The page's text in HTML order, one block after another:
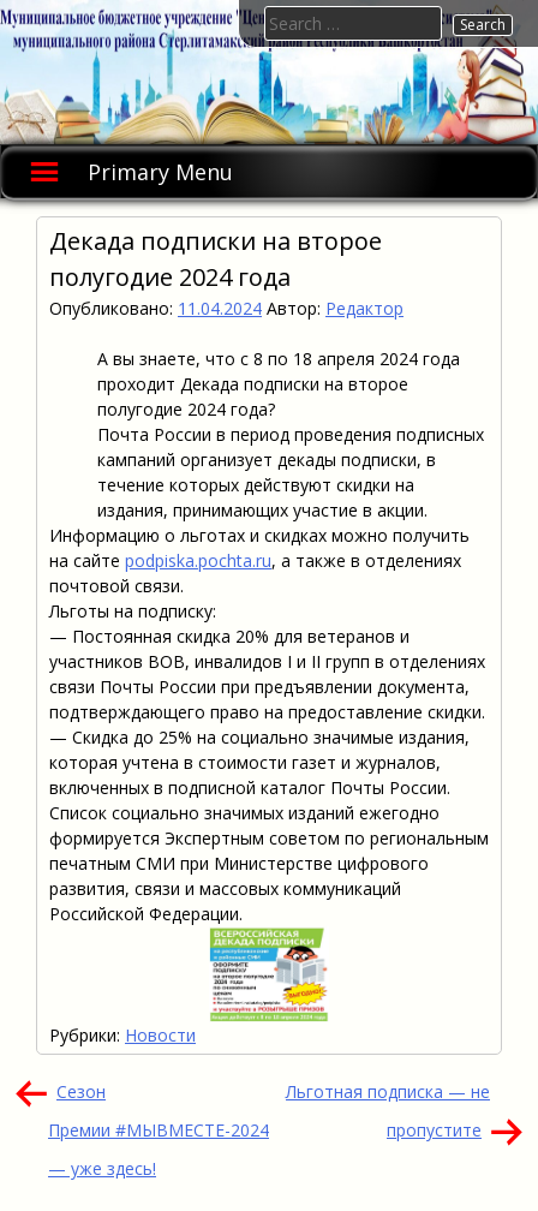
Skip
to
Primary Menu
Search
for:
Декада подписки на второе
полугодие 2024 года
Опубликовано: 11.04.2024 Автор: Редактор
А вы знаете, что с 8 по 18 апреля 2024 года
проходит Декада подписки на второе
полугодие 2024 года?
Почта России в период проведения подписных
кампаний организует декады подписки, в
течение которых действуют скидки на
издания, принимающих участие в акции.
Информацию о льготах и скидках можно получить
на сайте podpiska.pochta.ru, а также в отделениях
почтовой связи.
Льготы на подписку:
— Постоянная скидка 20% для ветеранов и
участников ВОВ, инвалидов I и II групп в отделениях
связи Почты России при предъявлении документа,
подтверждающего право на предоставление скидки.
— Скидка до 25% на социально значимые издания,
которая учтена в стоимости газет и журналов,
включенных в подписной каталог Почты России.
Список социально значимых изданий ежегодно
формируется Экспертным советом по региональным
печатным СМИ при Министерстве цифрового
развития, связи и массовых коммуникаций
Российской Федерации.
Рубрики: Новости
Навигация
по
Сезон
Премии #МЫВМЕСТЕ-2024
— уже здесь!
Льготная подписка — не
пропустите